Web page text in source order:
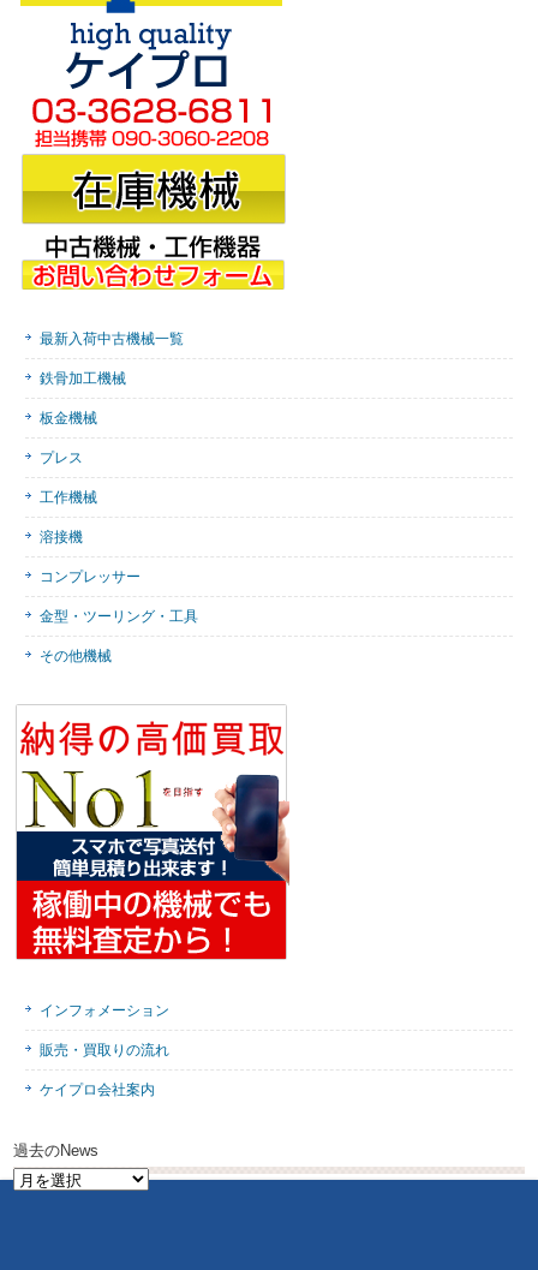
最新入荷中古機械一覧
鉄骨加工機械
板金機械
プレス
工作機械
溶接機
コンプレッサー
金型・ツーリング・工具
その他機械
インフォメーション
販売・買取りの流れ
ケイプロ会社案内
過去のNews
過